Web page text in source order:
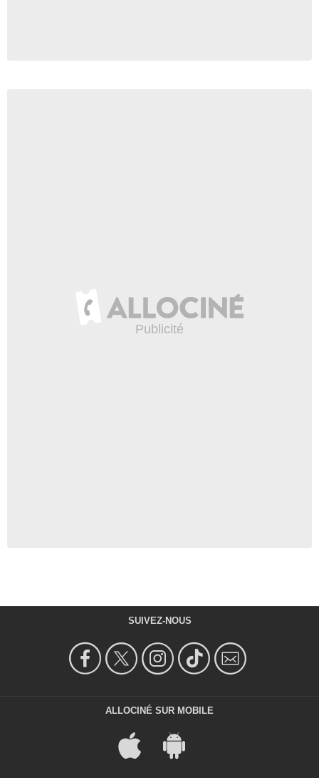
SUIVEZ-NOUS
ALLOCINÉ SUR MOBILE